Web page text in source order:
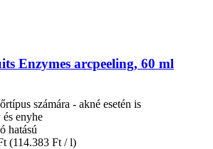
Enzymes arcpeeling, 60 ml
számára - akné esetén is
enyhe
hatású
(114.383 Ft / l)